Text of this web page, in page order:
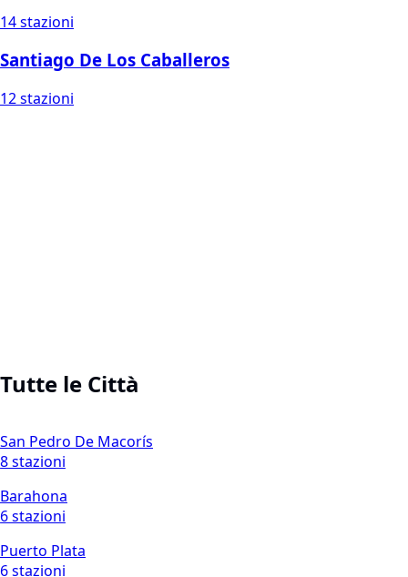
14 stazioni
Santiago De Los Caballeros
12 stazioni
Tutte le Città
San Pedro De Macorís
8 stazioni
Barahona
6 stazioni
Puerto Plata
6 stazioni